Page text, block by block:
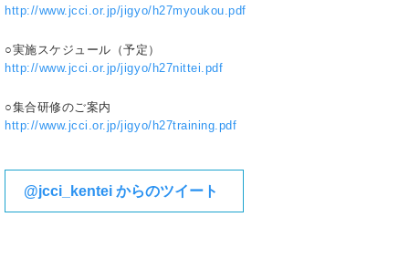
http://www.jcci.or.jp/jigyo/h27myoukou.pdf
○実施スケジュール（予定）
http://www.jcci.or.jp/jigyo/h27nittei.pdf
○集合研修のご案内
http://www.jcci.or.jp/jigyo/h27training.pdf
@jcci_kentei からのツイート